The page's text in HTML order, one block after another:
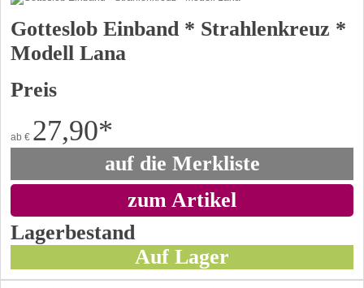
Gotteslob Einband * Strahlenkreuz *
Modell Lana
Preis
ab € 27,90*
auf die Merkliste
zum Artikel
Lagerbestand
Auf Lager